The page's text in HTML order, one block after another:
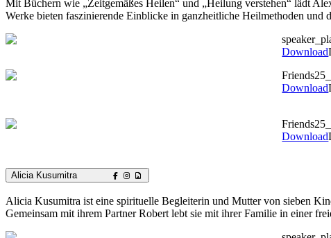
Mit Büchern wie „Zeitgemäßes Heilen“ und „Heilung verstehen“ lädt
Werke bieten faszinierende Einblicke in ganzheitliche Heilmethoden
Download
Download
Download
Alicia Kusumitra
Alicia Kusumitra ist eine spirituelle Begleiterin und Mutter von sieben
Gemeinsam mit ihrem Partner Robert lebt sie mit ihrer Familie in einer